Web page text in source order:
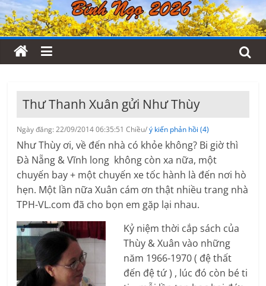
Thư Thanh Xuân gửi Như Thùy
Ngày đăng: 22/09/2014 06:35:51 Chiều/ý kiến phản hồi (4)
Như Thùy ơi, về đến nhà có khỏe không? Bi giờ thì
Đà Nẵng & Vĩnh long không còn xa nữa, một
chuyến bay + một chuyến xe tốc hành là đến nơi hò
hẹn. Một lần nữa Xuân cám ơn thật nhiều trang nhà
TPH-VL.com đã cho bọn em gặp lại nhau.
Kỷ niệm thời cắp sách của
Thùy & Xuân vào những
năm 1966-1970 ( đệ thất
đến đệ tứ ) , lúc đó còn bé ti